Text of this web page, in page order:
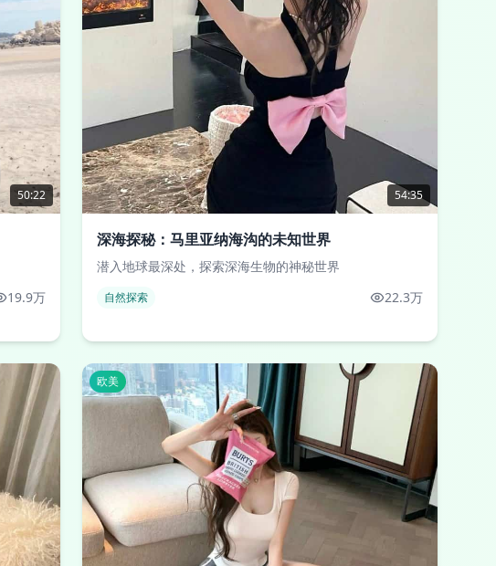
50:22
19.9万
54:35
深海探秘：马里亚纳海沟的未知世界
潜入地球最深处，探索深海生物的神秘世界
自然探索 22.3万
欧美